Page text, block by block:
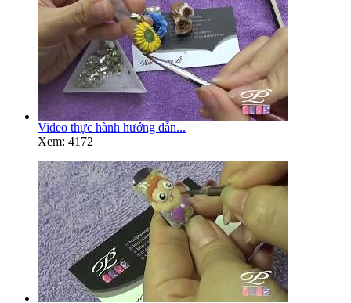
Video thực hành hướng dẫn...
Xem: 4172